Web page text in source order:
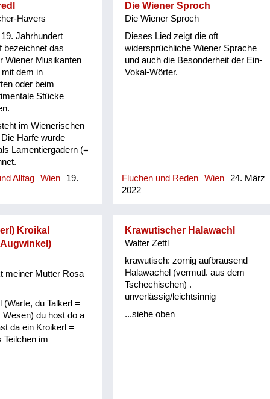
Havers
Jahrhundert
bezeichnet das
Wiener Musikanten
dem in
oder beim
Stücke
im Wienerischen
Harfe wurde
Lamentiergadern (=
Alltag
Wien
19.
Die Wiener Sproch
Die Wiener Sproch
Dieses Lied zeigt die oft
widersprüchliche Wiener Sprache
und auch die Besonderheit der Ein-
Vokal-Wörter.
Fluchen und Reden Wien
24. März
2022
Kroikal
meiner Mutter Rosa
(Warte, du Talkerl =
du host do a
da ein Kroikerl =
Teilchen im
Krawutischer Halawachl
Walter Zettl
krawutisch: zornig aufbrausend
Halawachel (vermutl. aus dem
Tschechischen) .
unverlässig/leichtsinnig
...siehe oben